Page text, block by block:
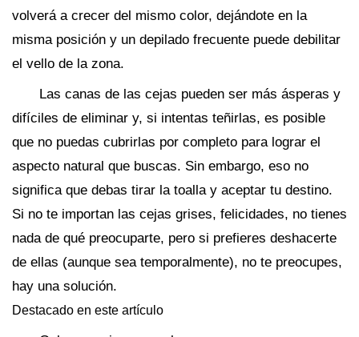
volverá a crecer del mismo color, dejándote en la
misma posición y un depilado frecuente puede debilitar
el vello de la zona.
Las canas de las cejas pueden ser más ásperas y
difíciles de eliminar y, si intentas teñirlas, es posible
que no puedas cubrirlas por completo para lograr el
aspecto natural que buscas. Sin embargo, eso no
significa que debas tirar la toalla y aceptar tu destino.
Si no te importan las cejas grises, felicidades, no tienes
nada de qué preocuparte, pero si prefieres deshacerte
de ellas (aunque sea temporalmente), no te preocupes,
hay una solución.
Destacado en este artículo